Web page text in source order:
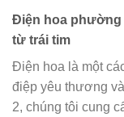
Điện hoa phường
từ trái tim
Điện hoa là một
điệp yêu thương
2, chúng tôi cung